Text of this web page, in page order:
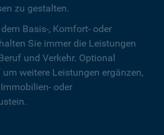
zu gestalten.
Basis-, Komfort- oder
Sie immer die Leistungen
und Verkehr. Optional
weitere Leistungen ergänzen,
oder